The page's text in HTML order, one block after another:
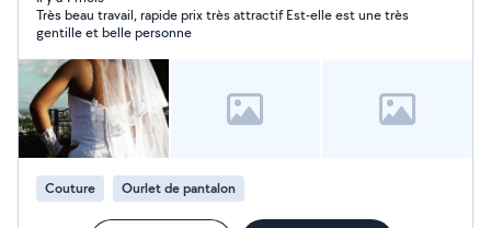
Repassage, Entretien de la maison N'hésitez pas à me
contacter en privé pour vos besoins
Très beau travail, rapide prix très attractif Est-elle est une très
gentille et belle personne
Couture Ourlet de pantalon